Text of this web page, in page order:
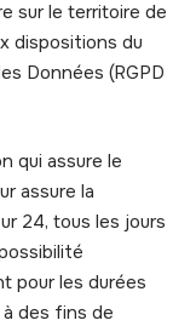
sur le territoire de
dispositions du
Données (RGPD
qui assure le
assure la
24, tous les jours
pour les durées
des fins de